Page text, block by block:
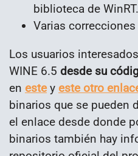
biblioteca de WinRT.
Varias correcciones
Los usuarios
WINE 6.5 desde su
en estey este otro
binarios que se pueden
el enlace desde donde
binarios también hay